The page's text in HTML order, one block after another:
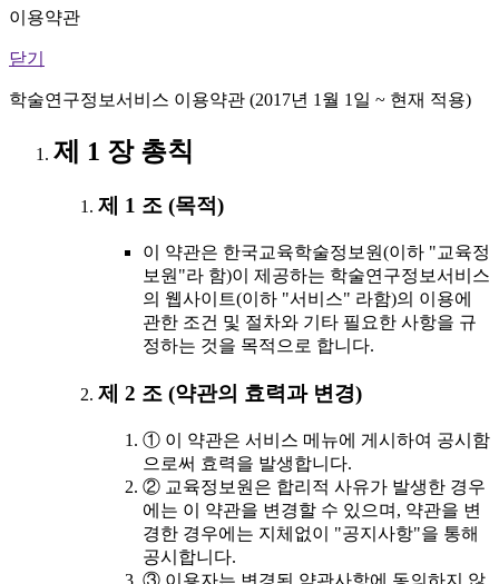
이용약관
닫기
학술연구정보서비스 이용약관 (2017년 1월 1일 ~ 현재 적용)
제 1 장 총칙
제 1 조 (목적)
이 약관은 한국교육학술정보원(이하 "교육정
보원"라 함)이 제공하는 학술연구정보서비스
의 웹사이트(이하 "서비스" 라함)의 이용에
관한 조건 및 절차와 기타 필요한 사항을 규
정하는 것을 목적으로 합니다.
제 2 조 (약관의 효력과 변경)
① 이 약관은 서비스 메뉴에 게시하여 공시함
으로써 효력을 발생합니다.
② 교육정보원은 합리적 사유가 발생한 경우
에는 이 약관을 변경할 수 있으며, 약관을 변
경한 경우에는 지체없이 "공지사항"을 통해
공시합니다.
③ 이용자는 변경된 약관사항에 동의하지 않